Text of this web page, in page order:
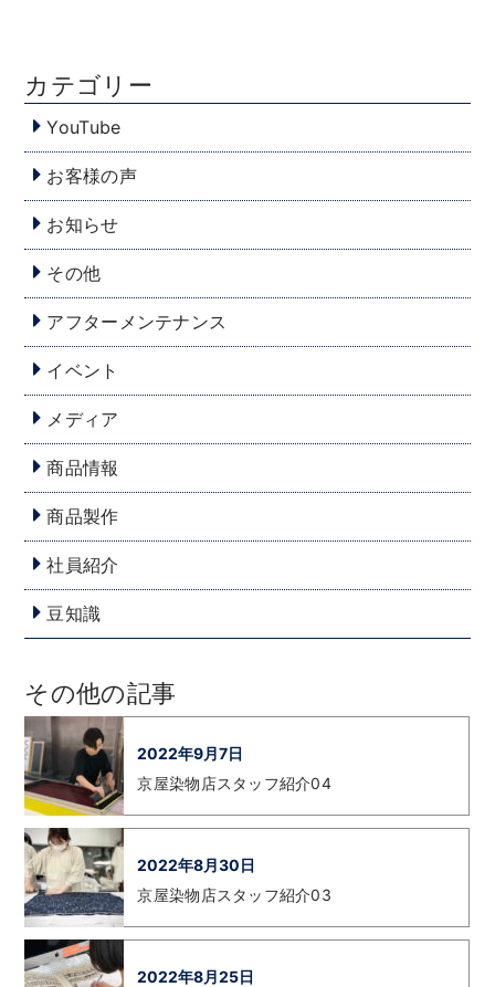
カテゴリー
YouTube
お客様の声
お知らせ
その他
アフターメンテナンス
イベント
メディア
商品情報
商品製作
社員紹介
豆知識
その他の記事
2022年9月7日
京屋染物店スタッフ紹介04
2022年8月30日
京屋染物店スタッフ紹介03
2022年8月25日